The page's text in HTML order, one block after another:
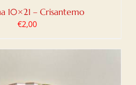
10×21 – Crisantemo
€2,00